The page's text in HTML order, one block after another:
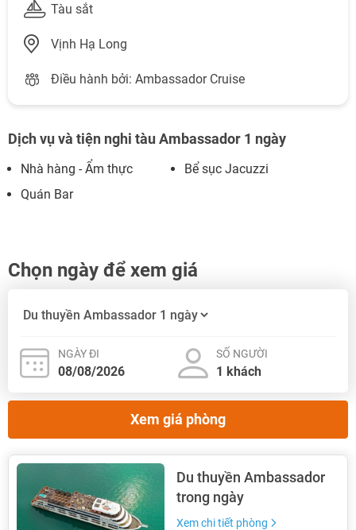
Tàu sắt
Vịnh Hạ Long
Điều hành bởi: Ambassador Cruise
Dịch vụ và tiện nghi tàu Ambassador 1 ngày
Nhà hàng - Ẩm thực
Bể sục Jacuzzi
Quán Bar
Chọn ngày để xem giá
NGÀY ĐI SỐ NGƯỜI
Xem giá phòng
Du thuyền Ambassador
trong ngày
Xem chi tiết phòng